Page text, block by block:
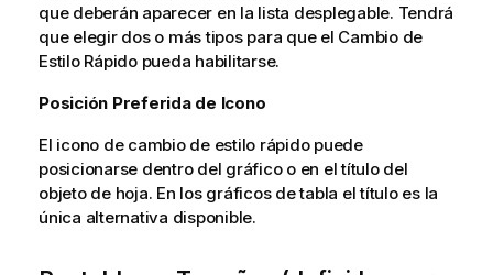
que deberán aparecer en la lista desplegable. Tendrá
que elegir dos o más tipos para que el Cambio de
Estilo Rápido pueda habilitarse.
Posición Preferida de Icono
El icono de cambio de estilo rápido puede
posicionarse dentro del gráfico o en el título del
objeto de hoja. En los gráficos de tabla el título es la
única alternativa disponible.